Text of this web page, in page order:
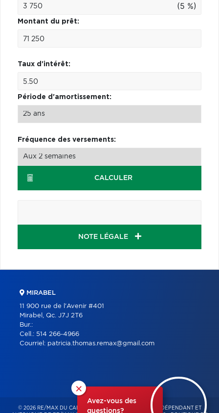
(5 %)
Montant du prêt:
Taux d'intérêt:
Période d'amortissement:
Fréquence des versements:
CALCULER
NOTE LÉGALE
×
Avez-vous des
questions?
MIRABEL
11 900 rue de l'Avenir #401
Mirabel, Qc. J7J 2T6
Bur.:
Cell.: 514 266-4966
Courriel: patricia.thomas.remax@gmail.com
© 2026 RE/MAX DU CARTIER BONJOUR – FRANCHISÉ INDÉPENDANT ET